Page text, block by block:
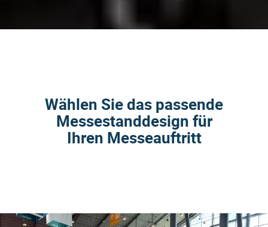
Wählen Sie das passende
Messestanddesign für
Ihren Messeauftritt